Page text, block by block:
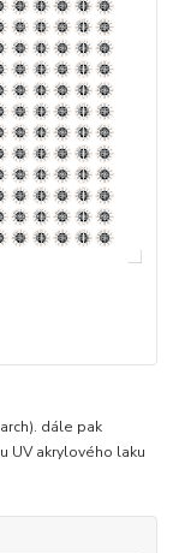
dále pak
UV akrylového laku